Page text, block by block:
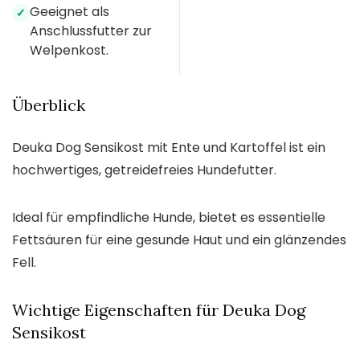
✓ Geeignet als
Anschlussfutter zur
Welpenkost.
Überblick
Deuka Dog Sensikost mit Ente und Kartoffel ist ein
hochwertiges, getreidefreies Hundefutter.
Ideal für empfindliche Hunde, bietet es essentielle
Fettsäuren für eine gesunde Haut und ein glänzendes
Fell.
Wichtige Eigenschaften für Deuka Dog
Sensikost